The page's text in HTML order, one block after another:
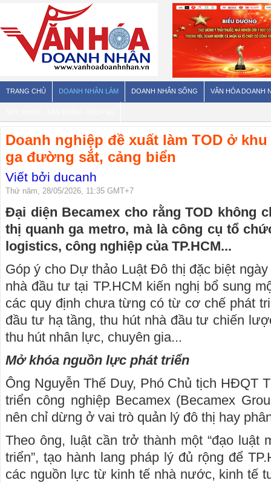
TRANG CHỦ DOANH NHÂN LÀM DOANH NHÂN SỐNG VĂN HÓA DOANH
Doanh nghiệp đề xuất làm TOD ở
ga đường sắt, cảng biển
Viết bởi ducanh
Thứ năm, 28/05/2026, 11:35 GMT+7
Đại diện Becamex cho rằng TOD không
thị quanh ga metro, mà là công cụ tổ
logistics, công nghiệp của TP.HCM...
Góp ý cho Dự thảo Luật Đô thị đặc biệt
nhà đầu tư tại TP.HCM kiến nghị bổ sung
các quy định chưa từng có từ cơ chế phát
đầu tư hạ tầng, thu hút nhà đầu tư chiến
thu hút nhân lực, chuyên gia...
Mở khóa nguồn lực phát triển
Ông Nguyễn Thế Duy, Phó Chủ tịch HĐQT
triển công nghiệp Becamex (Becamex
nên chỉ dừng ở vai trò quản lý đô thị hay
Theo ông, luật cần trở thành một “đạo luật
triển”, tạo hành lang pháp lý đủ rộng để
các nguồn lực từ kinh tế nhà nước, kinh tế